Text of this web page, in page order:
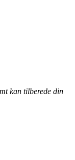
kan tilberede din